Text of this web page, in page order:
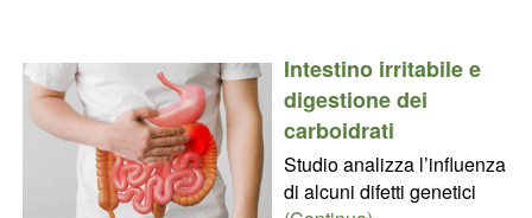
Intestino irritabile e
digestione dei
carboidrati
Studio analizza l’influenza
di alcuni difetti genetici